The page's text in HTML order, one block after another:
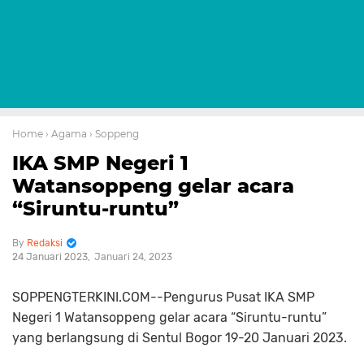
Home › Agama › Soppeng
IKA SMP Negeri 1
Watansoppeng gelar acara
“Siruntu-runtu”
Redaksi
24 Januari 2023 Januari 24, 2023
SOPPENGTERKINI.COM--Pengurus Pusat IKA SMP
Negeri 1 Watansoppeng gelar acara “Siruntu-runtu”
yang berlangsung di Sentul Bogor 19-20 Januari 2023.